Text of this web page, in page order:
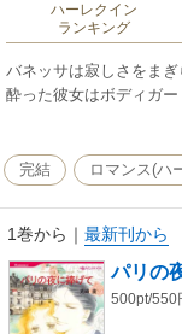
ハーレクイン
ランキング
バネッサは寂しさをま
酔った彼女はボディガ
完結 ロマンス(ハ
1巻から ｜ 最新刊から
パリの
500pt/550